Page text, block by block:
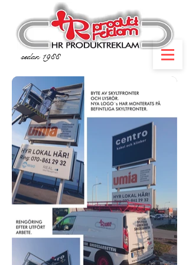
sedan 1988